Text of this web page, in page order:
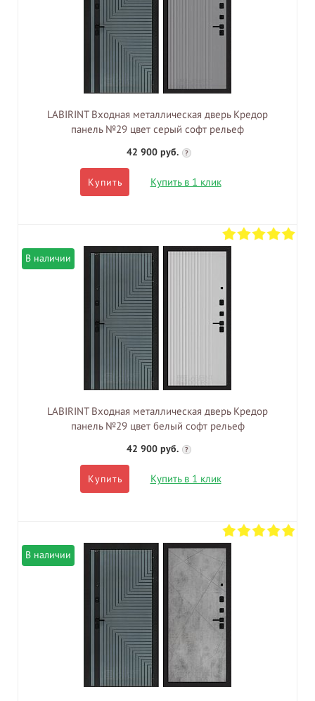
LABIRINT Входная металлическая дверь Кредор
панель №29 цвет серый софт рельеф
42 900 руб. ?
Купить Купить в 1 клик
В наличии
LABIRINT Входная металлическая дверь Кредор
панель №29 цвет белый софт рельеф
42 900 руб. ?
Купить Купить в 1 клик
В наличии